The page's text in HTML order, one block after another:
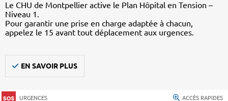
Le CHU de Montpellier active le Plan Hôpital en Tension –
Niveau 1.
Pour garantir une prise en charge adaptée à chacun,
appelez le 15 avant tout déplacement aux urgences.
EN SAVOIR PLUS
URGENCES ACCÈS RAPIDES